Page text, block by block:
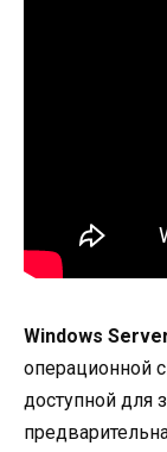
Windows
операционной
доступной для